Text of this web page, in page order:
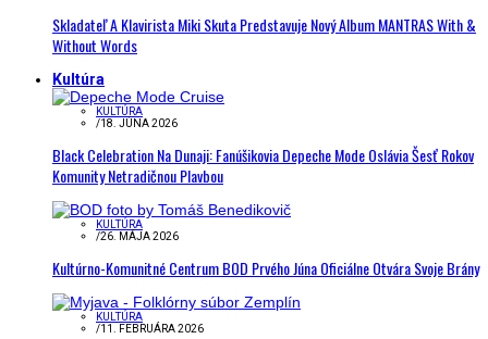
Skladateľ A Klavirista Miki Skuta Predstavuje Nový Album MANTRAS With &
Without Words
Kultúra
KULTÚRA
/18. JÚNA 2026
Black Celebration Na Dunaji: Fanúšikovia Depeche Mode Oslávia Šesť Rokov
Komunity Netradičnou Plavbou
KULTÚRA
/26. MÁJA 2026
Kultúrno-Komunitné Centrum BOD Prvého Júna Oficiálne Otvára Svoje Brány
KULTÚRA
/11. FEBRUÁRA 2026